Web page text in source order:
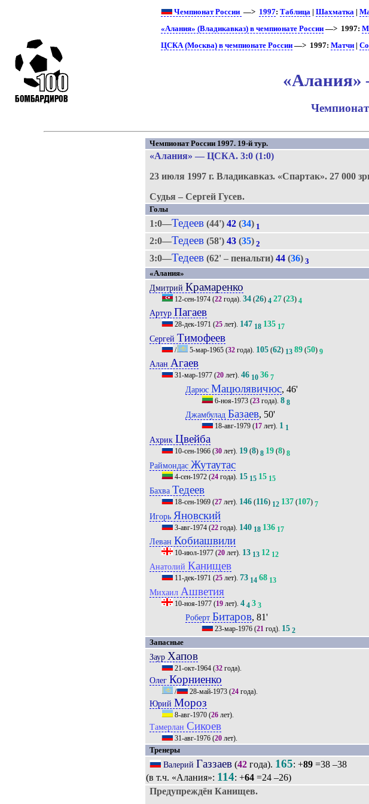
Чемпионат России —> 1997:Таблица |Шахматка |
«Алания» (Владикавказ) в чемпионате России —> 1997:
ЦСКА (Москва) в чемпионате России —> 1997:Матчи |
Чемпионат России 1997. 19-й тур.
«Алания» —ЦСКА. 3:0 (1:0)
23 июля 1997 г.Владикавказ. «Спартак».27 000
Судья – Сергей Гусев.
Голы
1:0—Тедеев (44')42 (34) 1
2:0—Тедеев (58')43 (35) 2
3:0—Тедеев (62' – пенальти)44 (36) 3
«Алания»
Дмитрий Крамаренко
12-сен-1974 (22 года).34 (26) 4 27 (23) 4
АртурПагаев
28-дек-1971 (25 лет). 147 18 135 17
СергейТимофеев
/ 5-мар-1965 (32 года). 105 (62) 13 89 (50) 9
Алан Агаев
31-мар-1977 (20 лет).46 10 36 7
Дарюс Мацюлявичюс, 46'
6-ноя-1973(23года). 8 8
Джамбулад Базаев, 50'
18-авг-1979(17лет). 1 1
АхрикЦвейба
10-сен-1966 (30 лет). 19 (8) 8 19 (8) 8
Раймондас Жутаутас
4-сен-1972 (24 года). 15 15 15 15
БахваТедеев
18-сен-1969 (27 лет). 146 (116) 12 137 (107) 7
Игорь Яновский
3-авг-1974 (22 года). 140 18 136 17
Леван Кобиашвили
10-июл-1977 (20 лет). 13 13 12 12
АнатолийКанищев
11-дек-1971 (25 лет).73 14 68 13
Михаил Ашветия
10-ноя-1977 (19 лет).4 4 3 3
Роберт Битаров, 81'
23-мар-1976(21год). 15 2
Запасные
Заур Хапов
21-окт-1964 (32 года).
Олег Корниенко
/ 28-май-1973 (24 года).
Юрий Мороз
8-авг-1970 (26 лет).
ТамерланСикоев
31-авг-1976 (20 лет).
Тренеры
Валерий Газзаев (42 года). 165: +89 =38 –38
(в т.ч. «Алания»: 114: +64=24 –26)
Предупреждён Канищев.